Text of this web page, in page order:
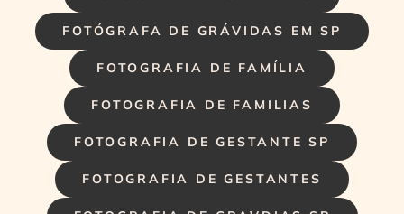
FOTÓGRAFA DE GRÁVIDAS EM SP
FOTOGRAFIA DE FAMÍLIA
FOTOGRAFIA DE FAMILIAS
FOTOGRAFIA DE GESTANTE SP
FOTOGRAFIA DE GESTANTES